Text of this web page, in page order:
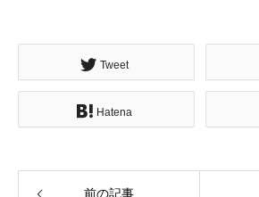
Tweet
Hatena
前の記事